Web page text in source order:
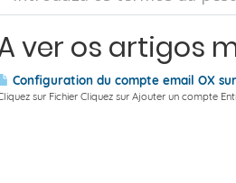
ver os artigos
Configuration du compte email OX
sur Fichier Cliquez sur Ajouter un compte